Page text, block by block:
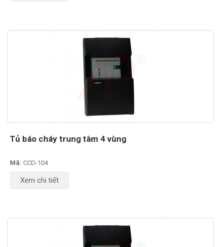
Tủ báo cháy trung tâm 4 vùng
Mã: CCD-104
Xem chi tiết